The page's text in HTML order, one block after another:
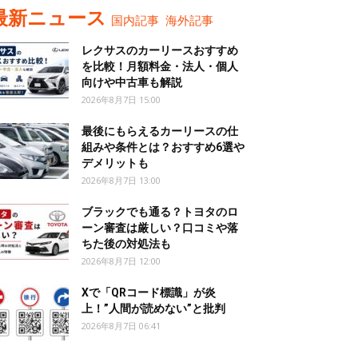
新ニュース 国内記事 海外記事
レクサスのカーリースおすすめ
を比較！月額料金・法人・個人
向けや中古車も解説
2026年8月7日 15:00
最後にもらえるカーリースの仕
組みや条件とは？おすすめ6選や
デメリットも
2026年8月7日 13:00
ブラックでも通る？トヨタのロ
ーン審査は厳しい？口コミや落
ちた後の対処法も
2026年8月7日 12:00
Xで「QRコード標識」が炎
上！”人間が読めない”と批判
2026年8月7日 06:41